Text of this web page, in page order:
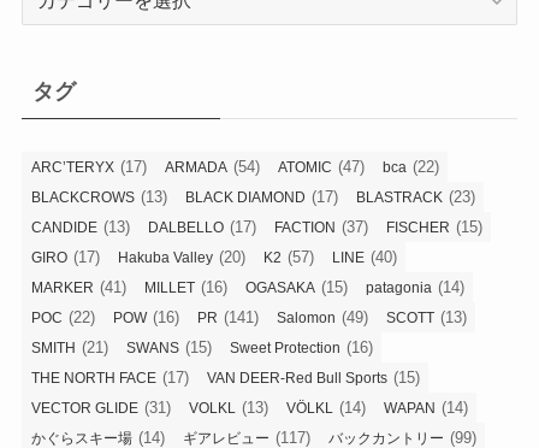
ー
タグ
ARC’TERYX (17) ARMADA (54) ATOMIC (47) bca (22)
BLACKCROWS (13) BLACK DIAMOND (17) BLASTRACK (23)
CANDIDE (13) DALBELLO (17) FACTION (37) FISCHER (15)
GIRO (17) Hakuba Valley (20) K2 (57) LINE (40)
MARKER (41) MILLET (16) OGASAKA (15) patagonia (14)
POC (22) POW(16) PR (141) Salomon (49) SCOTT (13)
SMITH (21) SWANS (15) Sweet Protection (16)
THE NORTH FACE (17) VAN DEER-Red Bull Sports (15)
VECTOR GLIDE (31) VOLKL (13) VÖLKL (14) WAPAN (14)
かぐらスキー場 (14) ギアレビュー (117) バックカントリー (99)